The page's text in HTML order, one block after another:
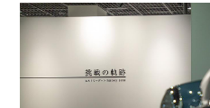
トヨタイム
トヨタイ
トヨタイ